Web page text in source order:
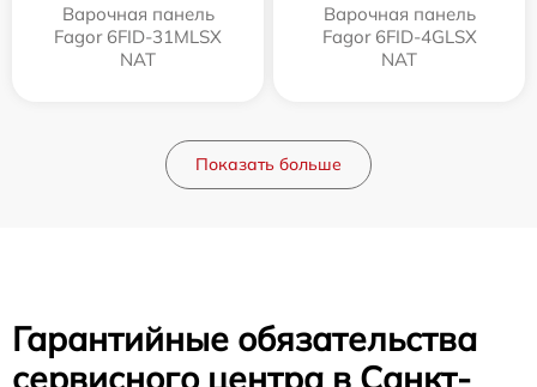
Варочная панель
Fagor 6FID-31MLSX
NAT
Варочная панель
Fagor 6FID-4GLSX
NAT
Показать больше
Гарантийные обязательства
сервисного центра в Санкт-